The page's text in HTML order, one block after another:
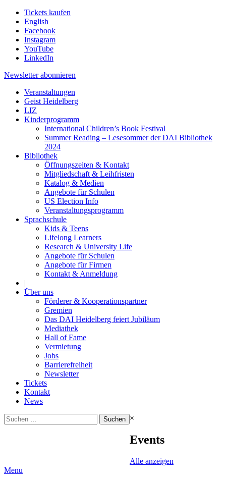
Tickets kaufen
English
Facebook
Instagram
YouTube
LinkedIn
Newsletter abonnieren
Veranstaltungen
Geist Heidelberg
LIZ
Kinderprogramm
International Children’s Book Festival
Summer Reading – Lesesommer der DAI Bibliothek
2024
Bibliothek
Öffnungszeiten & Kontakt
Mitgliedschaft & Leihfristen
Katalog & Medien
Angebote für Schulen
US Election Info
Veranstaltungsprogramm
Sprachschule
Kids & Teens
Lifelong Learners
Research & University Life
Angebote für Schulen
Angebote für Firmen
Kontakt & Anmeldung
|
Über uns
Förderer & Kooperationspartner
Gremien
Das DAI Heidelberg feiert Jubiläum
Mediathek
Hall of Fame
Vermietung
Jobs
Barrierefreiheit
Newsletter
Tickets
Kontakt
News
Suchen
nach:
×
Events
Alle anzeigen
Menu